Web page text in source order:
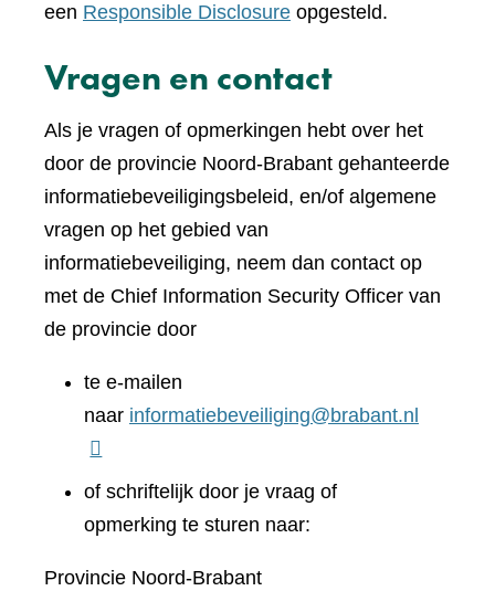
een Responsible Disclosure opgesteld.
Vragen en contact
Als je vragen of opmerkingen hebt over het
door de provincie Noord-Brabant gehanteerde
informatiebeveiligingsbeleid, en/of algemene
vragen op het gebied van
informatiebeveiliging, neem dan contact op
met de Chief Information Security Officer van
de provincie door
te e-mailen
naar informatiebeveiliging@brabant.nl
of schriftelijk door je vraag of
opmerking te sturen naar:
Provincie Noord-Brabant